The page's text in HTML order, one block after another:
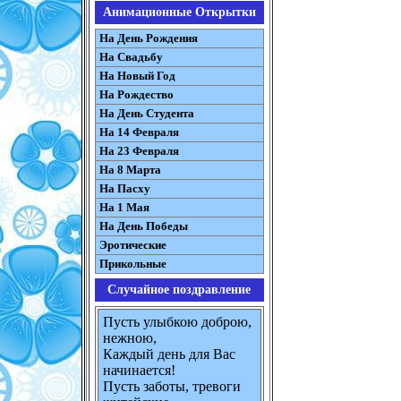
Анимационные Открытки
На День Рождения
На Свадьбу
На Новый Год
На Рождество
На День Студента
На 14 Февраля
На 23 Февраля
На 8 Марта
На Пасху
На 1 Мая
На День Победы
Эротические
Прикольные
Случайное поздравление
Пусть улыбкою доброю,
нежною,
Каждый день для Вас
начинается!
Пусть заботы, тревоги